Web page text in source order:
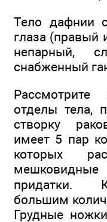
Тело дафнии
глаза (правый
непарный,
снабженный
отделы тела,
створку
имеет 5 пар
которых
придатки.
большим
Грудные